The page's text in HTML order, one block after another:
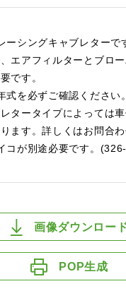
ーシングキャブレターで
エアフィルターとブロ
です。
式を必ずご確認ください
タータイプによっては
ます。詳しくはお問合わ
コが別途必要です。
画像ダウンロー
POP生成